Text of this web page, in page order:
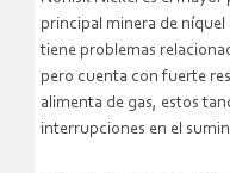
principal minera de níquel
tiene problemas
pero cuenta con fuerte
alimenta de gas, estos
interrupciones en el